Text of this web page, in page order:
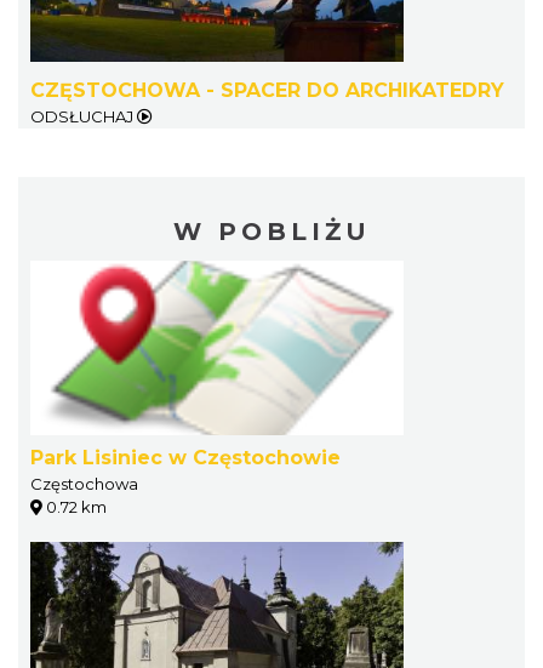
CZĘSTOCHOWA - SPACER DO ARCHIKATEDRY
ODSŁUCHAJ
W POBLIŻU
Park Lisiniec w Częstochowie
Częstochowa
0.72 km